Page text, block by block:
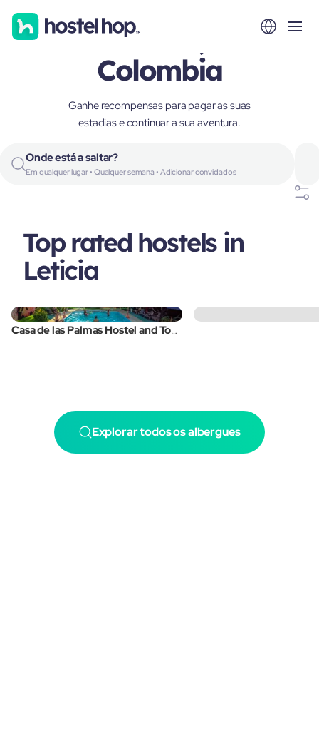
Leticia,
Colombia
Ganhe recompensas para pagar as suas
estadias e continuar a sua aventura.
Onde está a saltar?
Em qualquer lugar • Qualquer semana • Adicionar convidados
Top rated hostels in
Leticia
Casa de las Palmas Hostel and Tours
Explorar todos os albergues